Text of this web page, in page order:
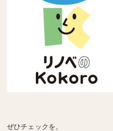
ぜひチェックを。